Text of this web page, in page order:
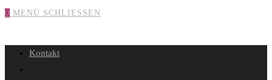
0 MENÜ SCHLIESSEN
Kontakt